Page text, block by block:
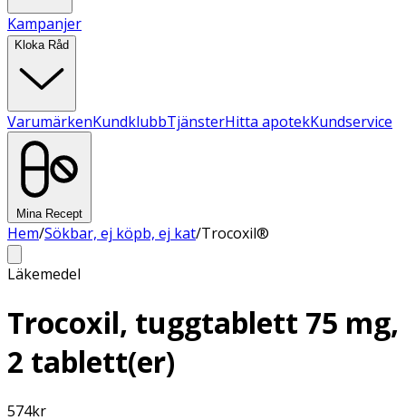
Kampanjer
Kloka Råd
VarumärkenKundklubbTjänsterHitta apotekKundservice
Mina Recept
Hem/Sökbar, ej köpb, ej kat/Trocoxil®
Läkemedel
Trocoxil, tuggtablett 75 mg,
2 tablett(er)
574kr